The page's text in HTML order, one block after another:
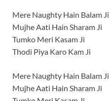
Mere Naughty Hain Balam Ji
Mujhe Aati Hain Sharam Ji
Tumko Meri Kasam Ji
Thodi Piya Karo Kam Ji
Mere Naughty Hain Balam Ji
Mujhe Aati Hain Sharam Ji